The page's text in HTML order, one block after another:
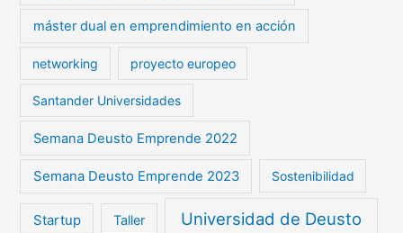
máster dual en emprendimiento en acción
networking proyecto europeo
Santander Universidades
Semana Deusto Emprende 2022
Semana Deusto Emprende 2023 Sostenibilidad
Startup Taller Universidad de Deusto